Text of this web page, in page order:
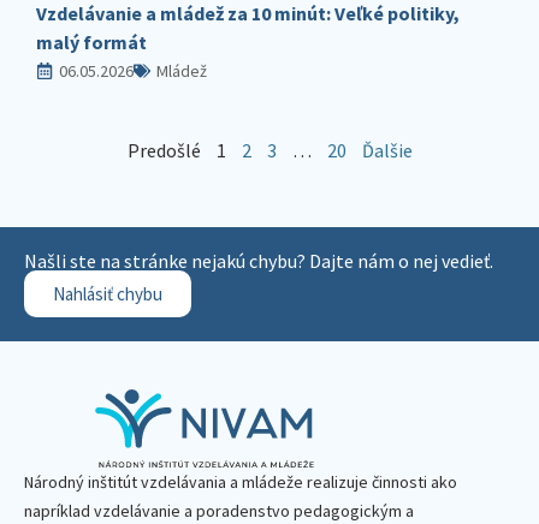
Vzdelávanie a mládež za 10 minút: Veľké politiky,
malý formát
06.05.2026 Mládež
Predošlé 1 2 3 … 20 Ďalšie
Našli ste na stránke nejakú chybu? Dajte nám o nej vedieť.
Nahlásiť chybu
Národný inštitút vzdelávania a mládeže realizuje činnosti ako
napríklad vzdelávanie a poradenstvo pedagogickým a